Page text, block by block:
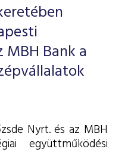
Bank a
Nyrt. és az MBH
együttműködési